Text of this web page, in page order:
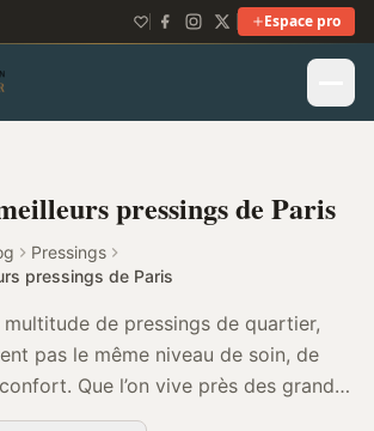
Espace pro
pressings de Paris
Pressings
pressings de Paris
de pressings de quartier,
pas le même niveau de soin, de
Que l’on vive près des grands
une rue pavée du 16e ou ...